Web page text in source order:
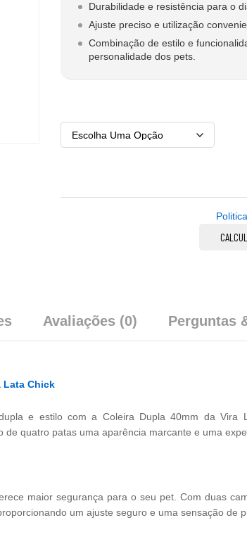
Durabilidade e resistência para o
Ajuste preciso e utilização
Combinação de estilo e
personalidade dos pets.
Avaliações (0) Perguntas
Lata Chick
e estilo com a Coleira Dupla 40mm da Vira
quatro patas uma aparência marcante e uma
maior segurança para o seu pet. Com duas
um ajuste seguro e uma sensação de